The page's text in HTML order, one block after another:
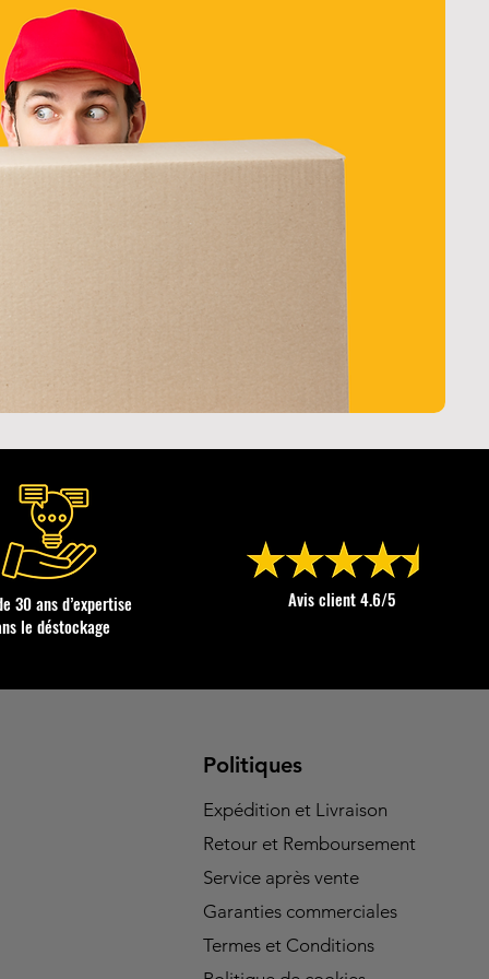
30 ans d’expertise
le déstockage
Avis client 4.6/5
Politiques
Expédition et Livraison
Retour et Remboursement
Service après vente
Garanties commerciales
Termes et Conditions